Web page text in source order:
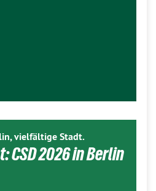
vielfältige Stadt.
CSD 2026 in Berlin